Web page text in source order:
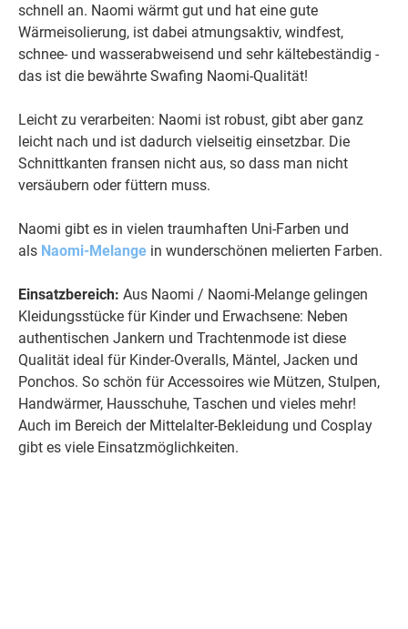
schnell an. Naomi wärmt gut und hat eine gute
Wärmeisolierung, ist dabei atmungsaktiv, windfest,
schnee- und wasserabweisend und sehr kältebeständig -
das ist die bewährte Swafing Naomi-Qualität!
Leicht zu verarbeiten: Naomi ist robust, gibt aber ganz
leicht nach und ist dadurch vielseitig einsetzbar. Die
Schnittkanten fransen nicht aus, so dass man nicht
versäubern oder füttern muss.
Naomi gibt es in vielen traumhaften Uni-Farben und
als Naomi-Melange in wunderschönen melierten Farben.
Einsatzbereich: Aus Naomi / Naomi-Melange gelingen
Kleidungsstücke für Kinder und Erwachsene: Neben
authentischen Jankern und Trachtenmode ist diese
Qualität ideal für Kinder-Overalls, Mäntel, Jacken und
Ponchos. So schön für Accessoires wie Mützen, Stulpen,
Handwärmer, Hausschuhe, Taschen und vieles mehr!
Auch im Bereich der Mittelalter-Bekleidung und Cosplay
gibt es viele Einsatzmöglichkeiten.